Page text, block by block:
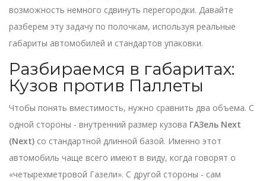
возможность немного сдвинуть перегородки. Давайте
разберем эту задачу по полочкам, используя реальные
габариты автомобилей и стандартов упаковки.
Разбираемся в габаритах:
Кузов против Паллеты
Чтобы понять вместимость, нужно сравнить два объема. С
одной стороны - внутренний размер кузова ГАЗель Next
(Next) со стандартной длинной базой. Именно этот
автомобиль чаще всего имеют в виду, когда говорят о
«четырехметровой Газели». С другой стороны - сам